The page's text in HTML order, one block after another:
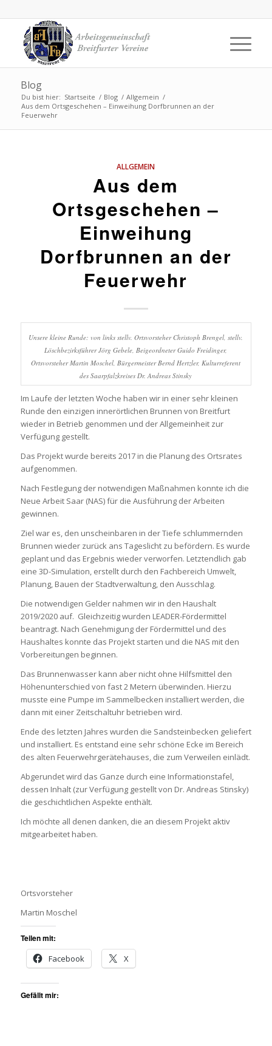
Blog
Du bist hier: Startseite / Blog / Allgemein /
Aus dem Ortsgeschehen – Einweihung Dorfbrunnen an der
Feuerwehr
ALLGEMEIN
Aus dem
Ortsgeschehen –
Einweihung
Dorfbrunnen an der
Feuerwehr
Unsere kleine Runde: von links stellv. Ortsvorsteher Christoph Brengel, stellv.
Löschbezirksführer Jörg Gebele, Beigeordneter Guido Freidinger,
Ortsvorsteher Martin Moschel, Bürgermeister Bernd Hertzler, Kulturreferent
des Saarpfalzkreises Dr. Andreas Stinsky
Im Laufe der letzten Woche haben wir in einer sehr kleinen
Runde den einzigen innerörtlichen Brunnen von Breitfurt
wieder in Betrieb genommen und der Allgemeinheit zur
Verfügung gestellt.
Das Projekt wurde bereits 2017 in die Planung des Ortsrates
aufgenommen.
Nach Festlegung der notwendigen Maßnahmen konnte ich die
Neue Arbeit Saar (NAS) für die Ausführung der Arbeiten
gewinnen.
Ziel war es, den unscheinbaren in der Tiefe schlummernden
Brunnen wieder zurück ans Tageslicht zu befördern. Es wurde
geplant und das Ergebnis wieder verworfen. Letztendlich gab
eine 3D-Simulation, erstellt durch den Fachbereich Umwelt,
Planung, Bauen der Stadtverwaltung, den Ausschlag.
Die notwendigen Gelder nahmen wir in den Haushalt
2019/2020 auf. Gleichzeitig wurden LEADER-Fördermittel
beantragt. Nach Genehmigung der Fördermittel und des
Haushaltes konnte das Projekt starten und die NAS mit den
Vorbereitungen beginnen.
Das Brunnenwasser kann aber nicht ohne Hilfsmittel den
Höhenunterschied von fast 2 Metern überwinden. Hierzu
musste eine Pumpe im Sammelbecken installiert werden, die
dann mit einer Zeitschaltuhr betrieben wird.
Ende des letzten Jahres wurden die Sandsteinbecken geliefert
und installiert. Es entstand eine sehr schöne Ecke im Bereich
des alten Feuerwehrgerätehauses, die zum Verweilen einlädt.
Abgerundet wird das Ganze durch eine Informationstafel,
dessen Inhalt (zur Verfügung gestellt von Dr. Andreas Stinsky)
die geschichtlichen Aspekte enthält.
Ich möchte all denen danken, die an diesem Projekt aktiv
mitgearbeitet haben.
Ortsvorsteher
Martin Moschel
Teilen mit:
Facebook
X
Gefällt mir: